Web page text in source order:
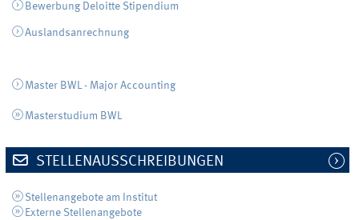
Bewerbung Deloitte Stipendium
Auslandsanrechnung
Master BWL - Major Accounting
Masterstudium BWL
STELLENAUSSCHREIBUNGEN
Stellenangebote am Institut
Externe Stellenangebote